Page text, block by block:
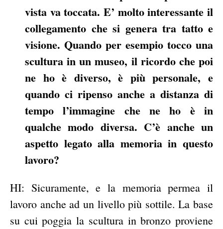
vista va toccata. E’ molto interessante il
collegamento che si genera tra tatto e
visione. Quando per esempio tocco una
scultura in un museo, il ricordo che poi
ne ho è diverso, è più personale, e
quando ci ripenso anche a distanza di
tempo l’immagine che ne ho è in
qualche modo diversa. C’è anche un
aspetto legato alla memoria in questo
lavoro?
HI: Sicuramente, e la memoria permea il
lavoro anche ad un livello più sottile. La base
su cui poggia la scultura in bronzo proviene